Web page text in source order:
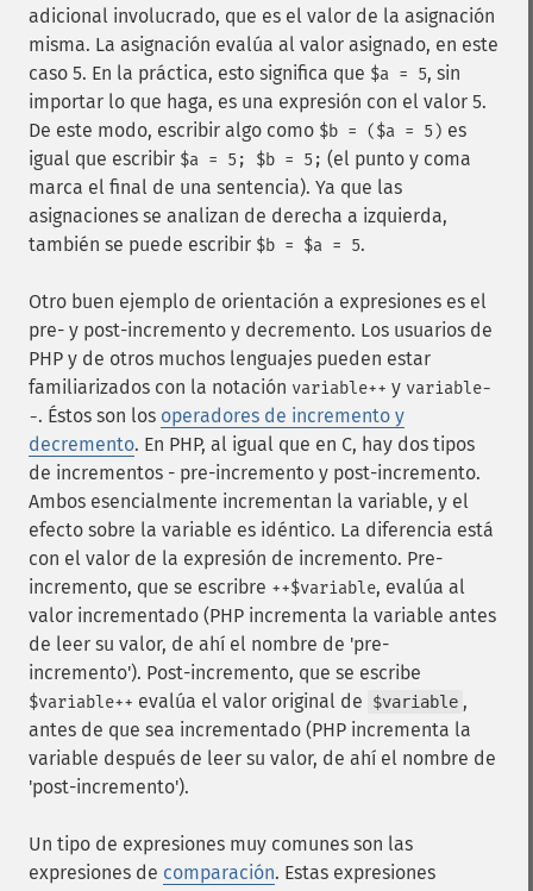
adicional involucrado, que es el valor de la asignación
misma. La asignación evalúa al valor asignado, en este
caso 5. En la práctica, esto significa que $a = 5, sin
importar lo que haga, es una expresión con el valor 5.
De este modo, escribir algo como $b = ($a = 5) es
igual que escribir $a = 5; $b = 5; (el punto y coma
marca el final de una sentencia). Ya que las
asignaciones se analizan de derecha a izquierda,
también se puede escribir $b = $a = 5.
Otro buen ejemplo de orientación a expresiones es el
pre- y post-incremento y decremento. Los usuarios de
PHP y de otros muchos lenguajes pueden estar
familiarizados con la notación variable++ y variable-
-. Éstos son los operadores de incremento y
decremento. En PHP, al igual que en C, hay dos tipos
de incrementos - pre-incremento y post-incremento.
Ambos esencialmente incrementan la variable, y el
efecto sobre la variable es idéntico. La diferencia está
con el valor de la expresión de incremento. Pre-
incremento, que se escribre ++$variable, evalúa al
valor incrementado (PHP incrementa la variable antes
de leer su valor, de ahí el nombre de 'pre-
incremento'). Post-incremento, que se escribe
$variable++ evalúa el valor original de $variable ,
antes de que sea incrementado (PHP incrementa la
variable después de leer su valor, de ahí el nombre de
'post-incremento').
Un tipo de expresiones muy comunes son las
expresiones de comparación. Estas expresiones